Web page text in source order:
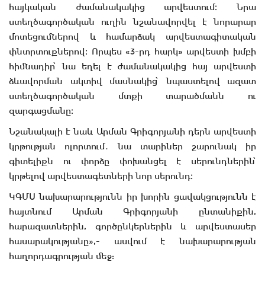
հայկական ժամանակակից արվեստում։ Նրա
ստեղծագործական ուղին նշանավորվել է նորարար
մոտեցումներով և համարձակ արվեստագիտական
փնտրտուքներով։ Որպես «3-րդ հարկ» արվեստի խմբի
հիմնադիր՝ նա եղել է ժամանակակից հայ արվեստի
ձևավորման ակտիվ մասնակից՝ նպաստելով ազատ
ստեղծագործական մտքի տարածմանն ու
զարգացմանը։
Նշանակալի է նաև Արման Գրիգորյանի դերն արվեստի
կրթության ոլորտում․ նա տարիներ շարունակ իր
գիտելիքն ու փորձը փոխանցել է սերունդներին՝
կրթելով արվեստագետների նոր սերունդ։
ԿԳՄՍ նախարարությունն իր խորին ցավակցությունն է
հայտնում Արման Գրիգորյանի ընտանիքին,
հարազատներին, գործընկերներին և արվեստասեր
հասարակությանը»,- ասվում է նախարարության
հաղորդագրության մեջ: